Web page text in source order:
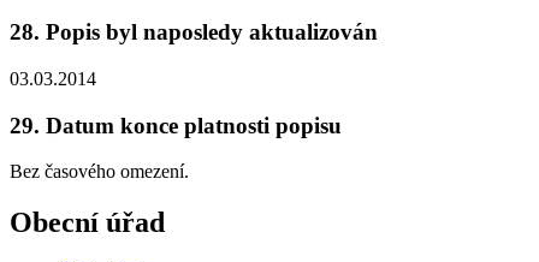
28. Popis byl naposledy aktualizován
03.03.2014
29. Datum konce platnosti popisu
Bez časového omezení.
Obecní úřad